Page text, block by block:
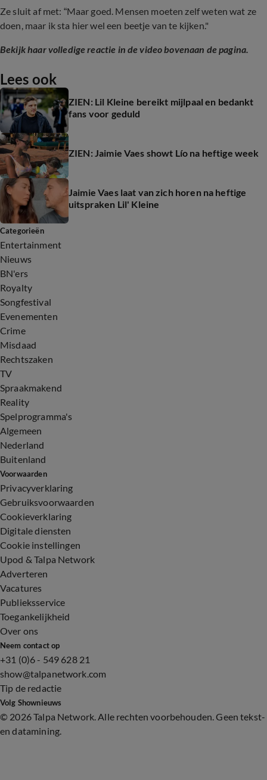
Ze sluit af met: “Maar goed. Mensen moeten zelf weten wat ze
doen, maar ik sta hier wel een beetje van te kijken."
Bekijk haar volledige reactie in de video bovenaan de pagina.
Lees ook
ZIEN: Lil Kleine bereikt mijlpaal en bedankt
fans voor geduld
ZIEN: Jaimie Vaes showt Lío na heftige week
Jaimie Vaes laat van zich horen na heftige
uitspraken Lil' Kleine
Categorieën
Entertainment
Nieuws
BN'ers
Royalty
Songfestival
Evenementen
Crime
Misdaad
Rechtszaken
TV
Spraakmakend
Reality
Spelprogramma's
Algemeen
Nederland
Buitenland
Voorwaarden
Privacyverklaring
Gebruiksvoorwaarden
Cookieverklaring
Digitale diensten
Cookie instellingen
Upod & Talpa Network
Adverteren
Vacatures
Publieksservice
Toegankelijkheid
Over ons
Neem contact op
+31 (0)6 - 549 628 21
show@talpanetwork.com
Tip de redactie
Volg Shownieuws
© 2026 Talpa Network. Alle rechten voorbehouden. Geen tekst-
en datamining.